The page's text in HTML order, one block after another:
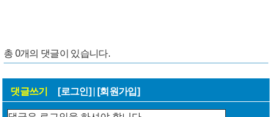
총 0개의 댓글이 있습니다.
댓글쓰기 [로그인] [회원가입]